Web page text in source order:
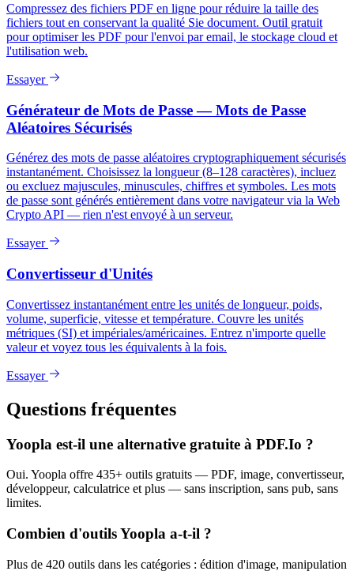
Compressez des fichiers PDF en ligne pour réduire la taille des
fichiers tout en conservant la qualité Sie document. Outil gratuit
pour optimiser les PDF pour l'envoi par email, le stockage cloud et
l'utilisation web.
Essayer
Générateur de Mots de Passe — Mots de Passe
Aléatoires Sécurisés
Générez des mots de passe aléatoires cryptographiquement sécurisés
instantanément. Choisissez la longueur (8–128 caractères), incluez
ou excluez majuscules, minuscules, chiffres et symboles. Les mots
de passe sont générés entièrement dans votre navigateur via la Web
Crypto API — rien n'est envoyé à un serveur.
Essayer
Convertisseur d'Unités
Convertissez instantanément entre les unités de longueur, poids,
volume, superficie, vitesse et température. Couvre les unités
métriques (SI) et impériales/américaines. Entrez n'importe quelle
valeur et voyez tous les équivalents à la fois.
Essayer
Questions fréquentes
Yoopla est-il une alternative gratuite à PDF.Io ?
Oui. Yoopla offre 435+ outils gratuits — PDF, image, convertisseur,
développeur, calculatrice et plus — sans inscription, sans pub, sans
limites.
Combien d'outils Yoopla a-t-il ?
Plus de 420 outils dans les catégories : édition d'image, manipulation